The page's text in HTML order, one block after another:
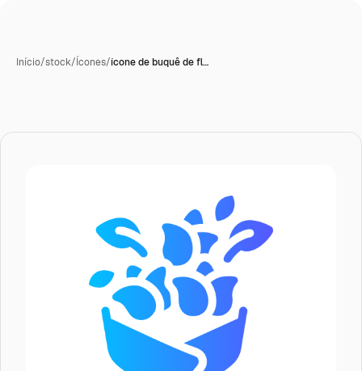
Início/stock/Ícones/ícone de buquê de fl…